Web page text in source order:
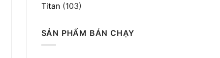
Titan(103)
SẢN PHẨM BÁN CHẠY